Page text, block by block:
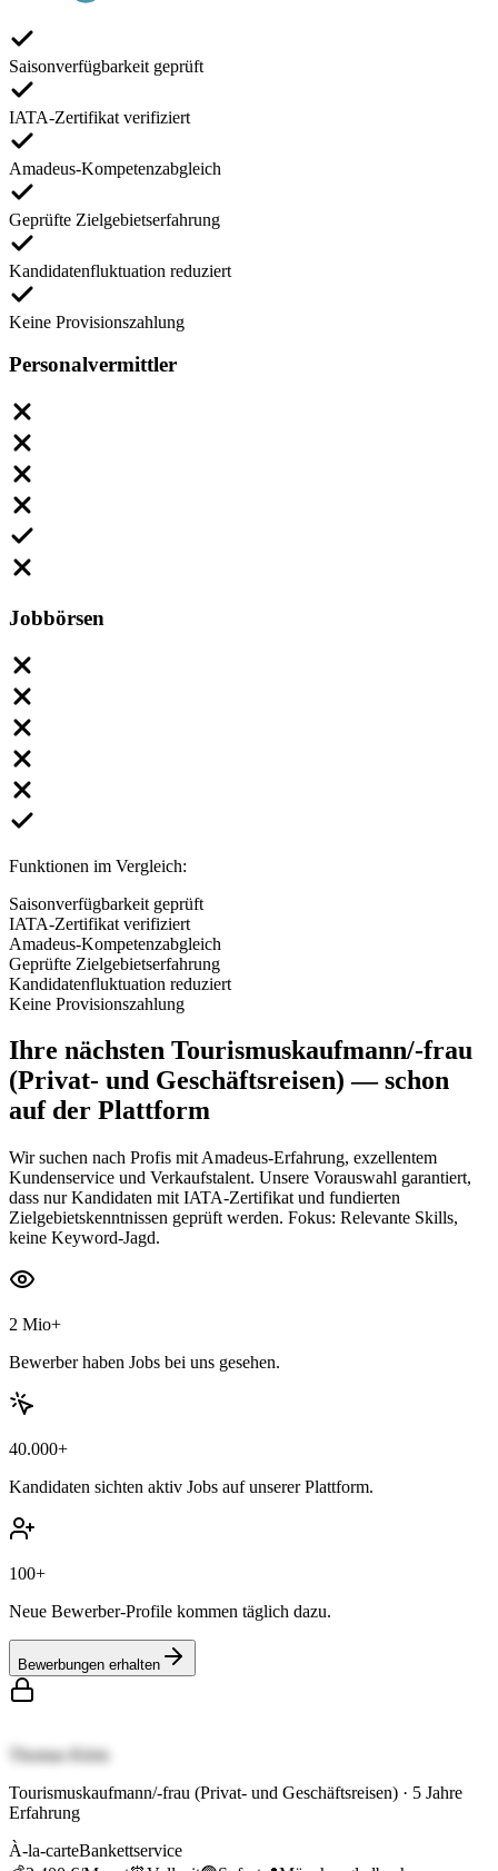
Saisonverfügbarkeit geprüft
IATA-Zertifikat verifiziert
Amadeus-Kompetenzabgleich
Geprüfte Zielgebietserfahrung
Kandidatenfluktuation reduziert
Keine Provisionszahlung
Personalvermittler
Jobbörsen
Funktionen im Vergleich:
Saisonverfügbarkeit geprüft
IATA-Zertifikat verifiziert
Amadeus-Kompetenzabgleich
Geprüfte Zielgebietserfahrung
Kandidatenfluktuation reduziert
Keine Provisionszahlung
Ihre nächsten Tourismuskaufmann/-frau
(Privat- und Geschäftsreisen) — schon
auf der Plattform
Wir suchen nach Profis mit Amadeus-Erfahrung, exzellentem
Kundenservice und Verkaufstalent. Unsere Vorauswahl garantiert,
dass nur Kandidaten mit IATA-Zertifikat und fundierten
Zielgebietskenntnissen geprüft werden. Fokus: Relevante Skills,
keine Keyword-Jagd.
2 Mio+
Bewerber haben Jobs bei uns gesehen.
40.000+
Kandidaten sichten aktiv Jobs auf unserer Plattform.
100+
Neue Bewerber-Profile kommen täglich dazu.
Bewerbungen erhalten
Thomas Klein
Tourismuskaufmann/-frau (Privat- und Geschäftsreisen) · 5 Jahre
Erfahrung
À-la-carteBankettservice